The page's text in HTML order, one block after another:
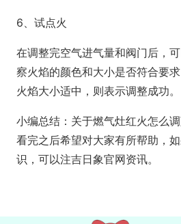
6、试点火
在调整完空气进气量和阀门后，
察火焰的颜色和大小是否符合要
火焰大小适中，则表示调整成功。
小编总结：关于燃气灶红火怎么
看完之后希望对大家有所帮助，
识，可以注吉日象官网资讯。